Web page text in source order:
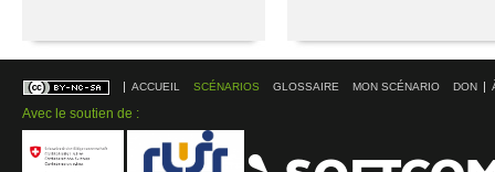
ACCUEIL SCÉNARIOS GLOSSAIRE MON SCÉNARIO DON
Avec le soutien de :